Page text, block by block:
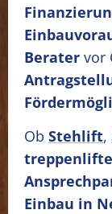
Berater vor
Ob Stehlift,
Einbau in